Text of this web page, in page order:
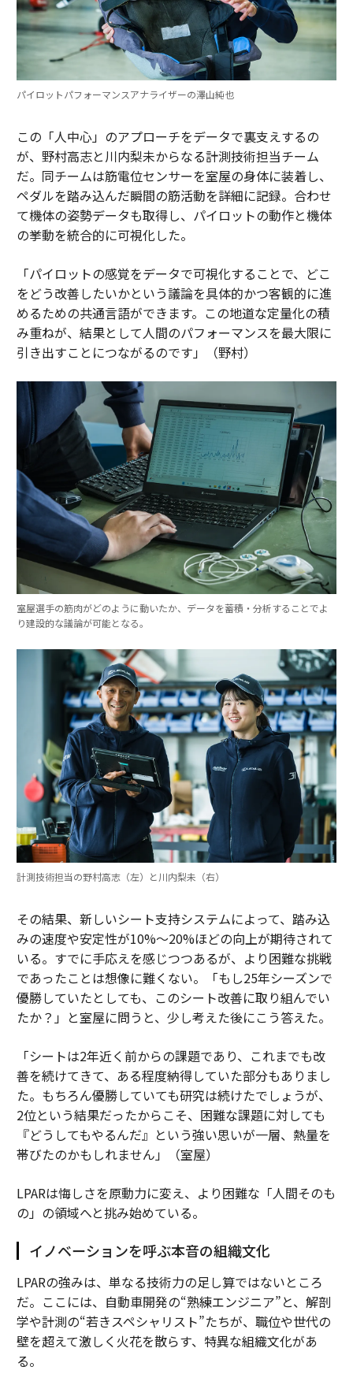
パイロットパフォーマンスアナライザーの澤山純也
この「人中心」のアプローチをデータで裏支えするの
が、野村高志と川内梨未からなる計測技術担当チーム
だ。同チームは筋電位センサーを室屋の身体に装着し、
ペダルを踏み込んだ瞬間の筋活動を詳細に記録。合わせ
て機体の姿勢データも取得し、パイロットの動作と機体
の挙動を統合的に可視化した。
「パイロットの感覚をデータで可視化することで、どこ
をどう改善したいかという議論を具体的かつ客観的に進
めるための共通言語ができます。この地道な定量化の積
み重ねが、結果として人間のパフォーマンスを最大限に
引き出すことにつながるのです」（野村）
室屋選手の筋肉がどのように動いたか、データを蓄積・分析することでよ
り建設的な議論が可能となる。
計測技術担当の野村高志（左）と川内梨未（右）
その結果、新しいシート支持システムによって、踏み込
みの速度や安定性が10%〜20%ほどの向上が期待されて
いる。すでに手応えを感じつつあるが、より困難な挑戦
であったことは想像に難くない。「もし25年シーズンで
優勝していたとしても、このシート改善に取り組んでい
たか？」と室屋に問うと、少し考えた後にこう答えた。
「シートは2年近く前からの課題であり、これまでも改
善を続けてきて、ある程度納得していた部分もありまし
た。もちろん優勝していても研究は続けたでしょうが、
2位という結果だったからこそ、困難な課題に対しても
『どうしてもやるんだ』という強い思いが一層、熱量を
帯びたのかもしれません」（室屋）
LPARは悔しさを原動力に変え、より困難な「人間そのも
の」の領域へと挑み始めている。
イノベーションを呼ぶ本音の組織文化
LPARの強みは、単なる技術力の足し算ではないところ
だ。ここには、自動車開発の“熟練エンジニア”と、解剖
学や計測の“若きスペシャリスト”たちが、職位や世代の
壁を超えて激しく火花を散らす、特異な組織文化があ
る。